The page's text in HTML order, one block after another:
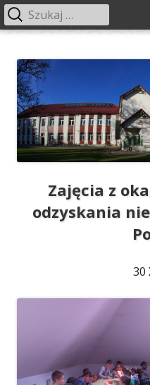
treści
Menu
Szukaj:
Zajęcia z
odzyskania
30